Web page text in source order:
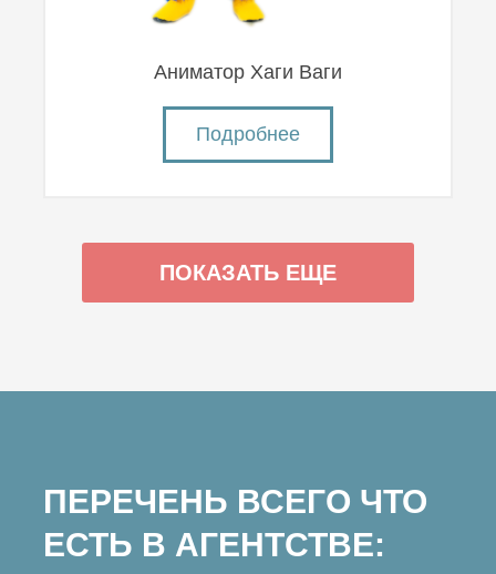
Аниматор Хаги Ваги
Подробнее
ПОКАЗАТЬ ЕЩЕ
ПЕРЕЧЕНЬ ВСЕГО ЧТО
ЕСТЬ В АГЕНТСТВЕ: